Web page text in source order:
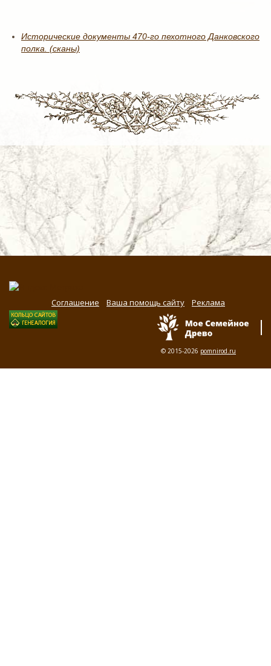
Исторические документы 470-го пехотного Данковского
полка. (сканы)
Соглашение Ваша помощь сайту Реклама
© 2015-2026 pomnirod.ru